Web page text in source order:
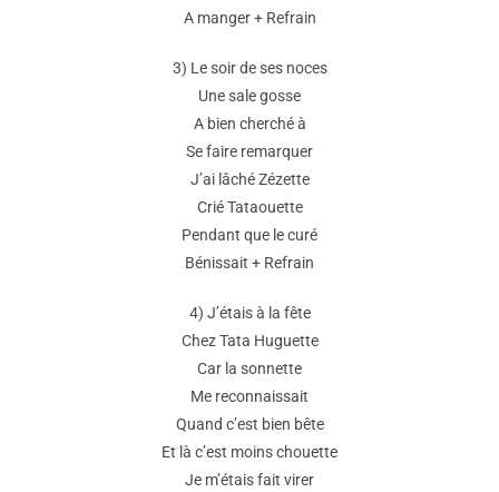
A manger + Refrain
3) Le soir de ses noces
Une sale gosse
A bien cherché à
Se faire remarquer
J’ai lâché Zézette
Crié Tataouette
Pendant que le curé
Bénissait + Refrain
4) J’étais à la fête
Chez Tata Huguette
Car la sonnette
Me reconnaissait
Quand c’est bien bête
Et là c’est moins chouette
Je m’étais fait virer